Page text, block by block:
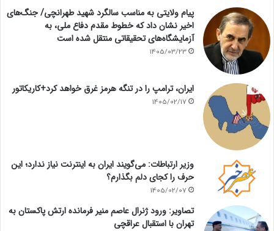
پیام ولایتی به مناسب سالگرد شهید طهرانچی/ جنگ‌های
اخیر نشان داد که خطوط مقدم دفاع ملی، به
آزمایشگاه‌های تحقیقاتی منتقل شده است
1405/03/23
ایران، ترامپ را در تنگه هرمز غرق خواهد کرد+کاریکاتور
1405/02/17
وزیر ارتباطات: می‌گویند ایران به اینترنت نیاز ندارد؛ این
حرف را کجای دلم بگذارم؟
1405/02/07
تصاویر: ورود ژنرال عاصم منیر فرمانده ارتش پاکستان به
تهران با استقبال عراقچی